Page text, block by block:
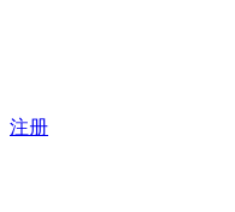
注册